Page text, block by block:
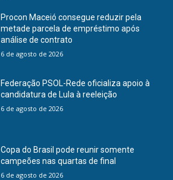
Procon Maceió consegue reduzir pela
metade parcela de empréstimo após
análise de contrato
6 de agosto de 2026
Federação PSOL-Rede oficializa apoio à
candidatura de Lula à reeleição
6 de agosto de 2026
Copa do Brasil pode reunir somente
campeões nas quartas de final
6 de agosto de 2026